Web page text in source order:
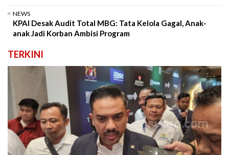
NEWS
KPAI Desak Audit Total MBG: Tata Kelola Gagal, Anak-
anak Jadi Korban Ambisi Program
TERKINI